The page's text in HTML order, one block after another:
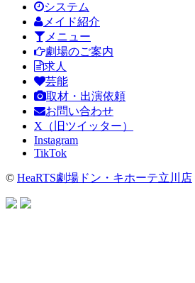
システム
メイド紹介
メニュー
劇場のご案内
求人
芸能
取材・出演依頼
お問い合わせ
X（旧ツイッター）
Instagram
TikTok
© HeaRTS劇場ドン・キホーテ立川店